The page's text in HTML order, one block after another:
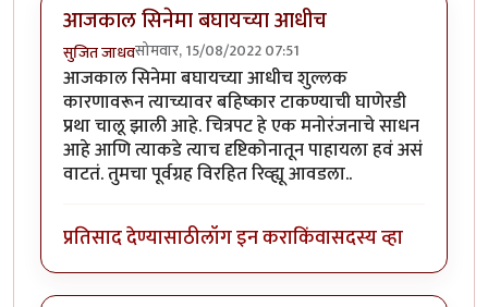
आजकाल सिनेमा बघायच्या आधीच
सुजित जाधवसोमवार, 15/08/2022 07:51
आजकाल सिनेमा बघायच्या आधीच शुल्लक
कारणावरून त्याच्यावर बहिष्कार टाकण्याची घाणेरडी
प्रथा चालू झाली आहे. चित्रपट हे एक मनोरंजनाचे साधन
आहे आणि त्याकडे त्याच दृष्टिकोनातून पाहायला हवं असं
वाटतं. तुमचा पूर्वग्रह विरहित रिव्ह्यू आवडला..
प्रतिसाद देण्यासाठीलॉग इन कराकिंवासदस्य व्हा